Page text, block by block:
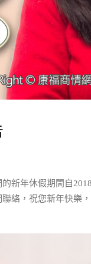
新年休假期間自
絡，祝您新年快樂